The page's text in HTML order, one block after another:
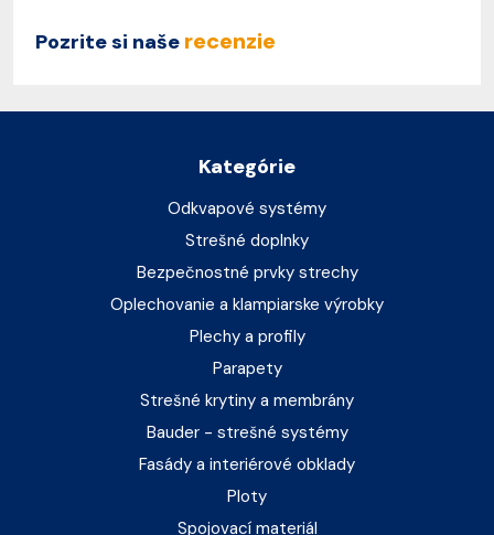
Pozrite si naše recenzie
Kategórie
Odkvapové systémy
Strešné doplnky
Bezpečnostné prvky strechy
Oplechovanie a klampiarske výrobky
Plechy a profily
Parapety
Strešné krytiny a membrány
Bauder - strešné systémy
Fasády a interiérové obklady
Ploty
Spojovací materiál